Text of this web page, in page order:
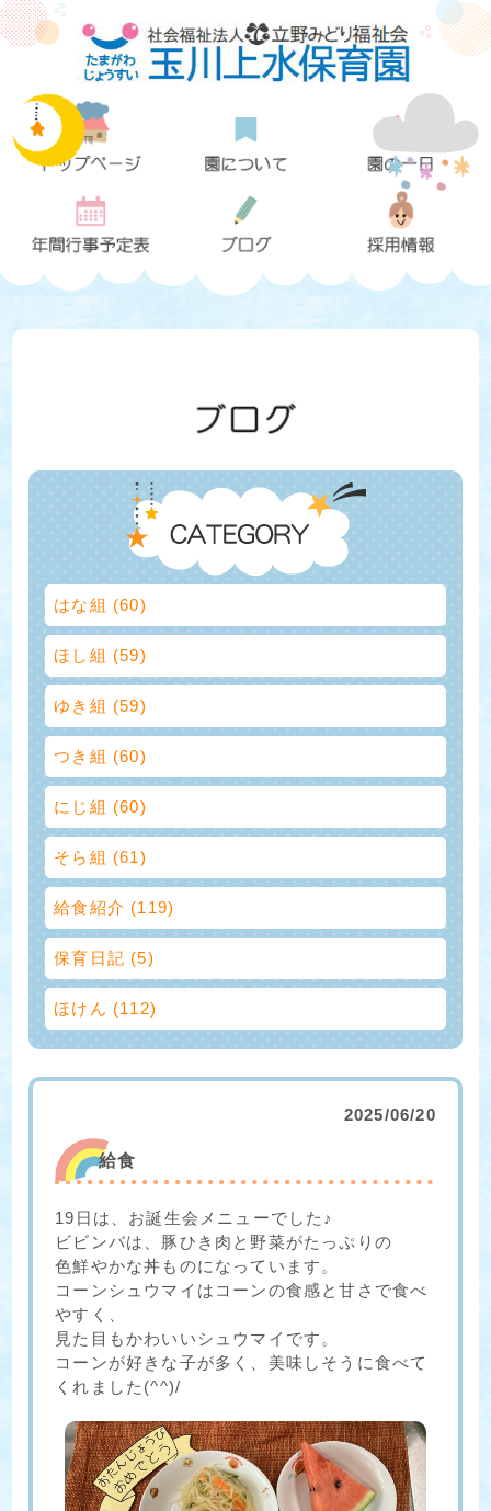
はな組 (60)
ほし組 (59)
ゆき組 (59)
つき組 (60)
にじ組 (60)
そら組 (61)
給食紹介 (119)
保育日記 (5)
ほけん (112)
2025/06/20
給食
19日は、お誕生会メニューでした♪
ビビンバは、豚ひき肉と野菜がたっぷりの
色鮮やかな丼ものになっています。
コーンシュウマイはコーンの食感と甘さで食べ
やすく、
見た目もかわいいシュウマイです。
コーンが好きな子が多く、美味しそうに食べて
くれました(^^)/